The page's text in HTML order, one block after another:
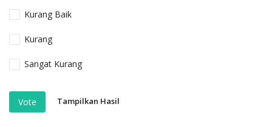
Kurang Baik
Kurang
Sangat Kurang
Vote Tampilkan Hasil